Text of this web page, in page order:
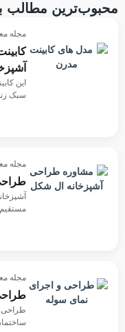
محبوب‌ترین مطالب
مجله
این
سبک
مجله
مجله
طراحی